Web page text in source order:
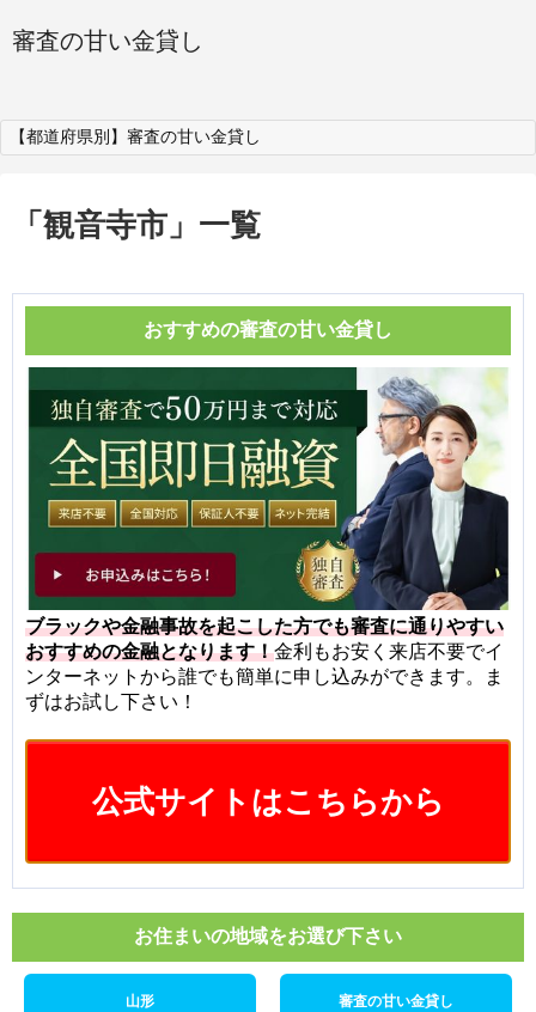
審査の甘い金貸し
【都道府県別】審査の甘い金貸し
「 観音寺市 」 一覧
おすすめの審査の甘い金貸し
ブラックや金融事故を起こした方でも審査に通りやすい
おすすめの金融となります！金利もお安く来店不要でイ
ンターネットから誰でも簡単に申し込みができます。ま
ずはお試し下さい！
公式サイトはこちらから
お住まいの地域をお選び下さい
山形 審査の甘い金貸し